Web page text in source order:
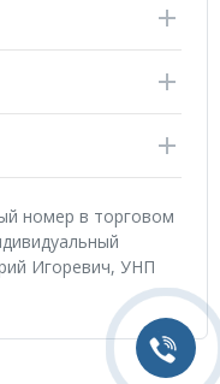
номер в торговом
Игоревич, УНП